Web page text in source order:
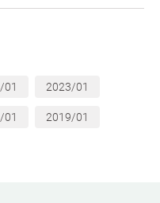
01 2023/01
01 2019/01